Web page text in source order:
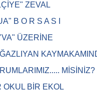
ZEVAL
B O R S A S I
ÜZERİNE
MİSİNİZ?
OKUL BİR EKOL